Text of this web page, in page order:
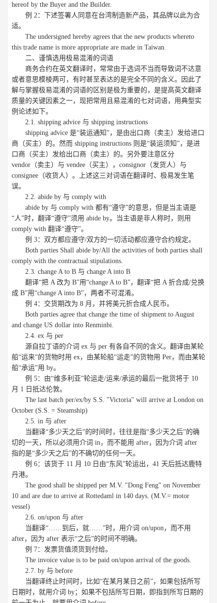
hereof by the Buyer and the Builder.
例 2：下述签署人同意在台湾制造新产品，其品牌以此为合
适。
The undersigned hereby agrees that the new products whereto
this trade name is more appropriate are made in Taiwan.
二、谨慎选用极易混淆的词语
商务合约在英文翻译时，常常由于选词不当而导致词不达意
或者意思模棱两可，有时甚至表达的是完全不同的含义。因此了
解与掌握极易混淆的词语的区别是极为重要的，是提高英文翻译
质量的关键因素之一，现把常用且易混淆的七对词语，用典型实
例论述如下。
2.1. shipping advice 与 shipping instructions
shipping advice 是“装运通知”，是由出口商（卖主）发给进口
商（买主）的。然而 shipping instructions 则是“装运须知”，是进
口商（买主）发给出口商（卖主）的。另外要注意区分
vendor（卖主）与 vendee（买主），consignor（发货人）与
consignee（收货人）。上述这三对词语在翻译时、极易发生笔
误。
2.2. abide by 与 comply with
abide by 与 comply with 都有“遵守”的意思，但是当主语是
“人”时，翻译“遵守”须用 abide by。当主语是非人称时，则用
comply with 翻译“遵守”。
例 3：双方都应遵守/双方的一切活动都应遵守合约规定。
Both parties Shall abide by/All the activities of both parties shall
comply with the contractual stipulations.
2.3. change A to B 与 change A into B
翻译“把 A 改为 B”用“change A to B”，翻译“把 A 折合成/兑换
成 B”用“change A into B”，两者不可混淆。
例 4：交货期改为 8 月，并将美元折合成人民币。
Both parties agree that change the time of shipment to August
and change US dollar into Renminbi.
2.4. ex 与 per
源自拉丁语的介词 ex 与 per 有各自不同的含义。翻译由某轮
船“运来”的货物时用 ex，由某轮船“运走”的货物用 Per，而由某轮
船“承运”用 by。
例 5：由“维多利亚”轮运走/运来/承运的最后一批货将于 10
月 1 日抵达伦敦。
The last batch per/ex/by S.S. "Victoria" will arrive at London on
October (S.S. = Steamship)
2.5. in 与 after
当翻译“多少天之后”的时间时，往往是指“多少天之后”的确
切的一天，所以必须用介词 in，而不能用 after，因为介词 after
指的是“多少天之后”的不确切的任何一天。
例 6：该货于 11 月 10 日由“东风”轮运出，41 天后抵达鹿特
丹港。
The good shall be shipped per M.V. "Dong Feng" on November
10 and are due to arrive at Rottedaml in 140 days. (M.V.= motor
vessel)
2.6. on/upon 与 after
当翻译“……到后，就……”时，用介词 on/upon，而不用
after，因为 after 表示“之后”的时间不明确。
例 7：发票货值须货到付给。
The invoice value is to be paid on/upon arrival of the goods.
2.7. by 与 before
当翻译终止时间时，比如“在某月某日之前”，如果包括所写
日期时，就用介词 by；如果不包括所写日期，即指到所写日期的